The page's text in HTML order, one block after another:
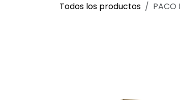
Todos los productos PACO